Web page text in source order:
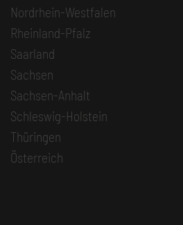
Nordrhein-Westfalen
Rheinland-Pfalz
Saarland
Sachsen
Sachsen-Anhalt
Schleswig-Holstein
Thüringen
Österreich